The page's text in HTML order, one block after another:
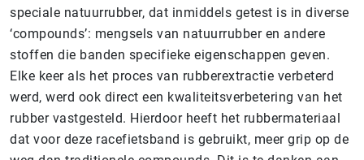
speciale natuurrubber, dat inmiddels getest is in diverse
‘compounds’: mengsels van natuurrubber en andere
stoffen die banden specifieke eigenschappen geven.
Elke keer als het proces van rubberextractie verbeterd
werd, werd ook direct een kwaliteitsverbetering van het
rubber vastgesteld. Hierdoor heeft het rubbermateriaal
dat voor deze racefietsband is gebruikt, meer grip op de